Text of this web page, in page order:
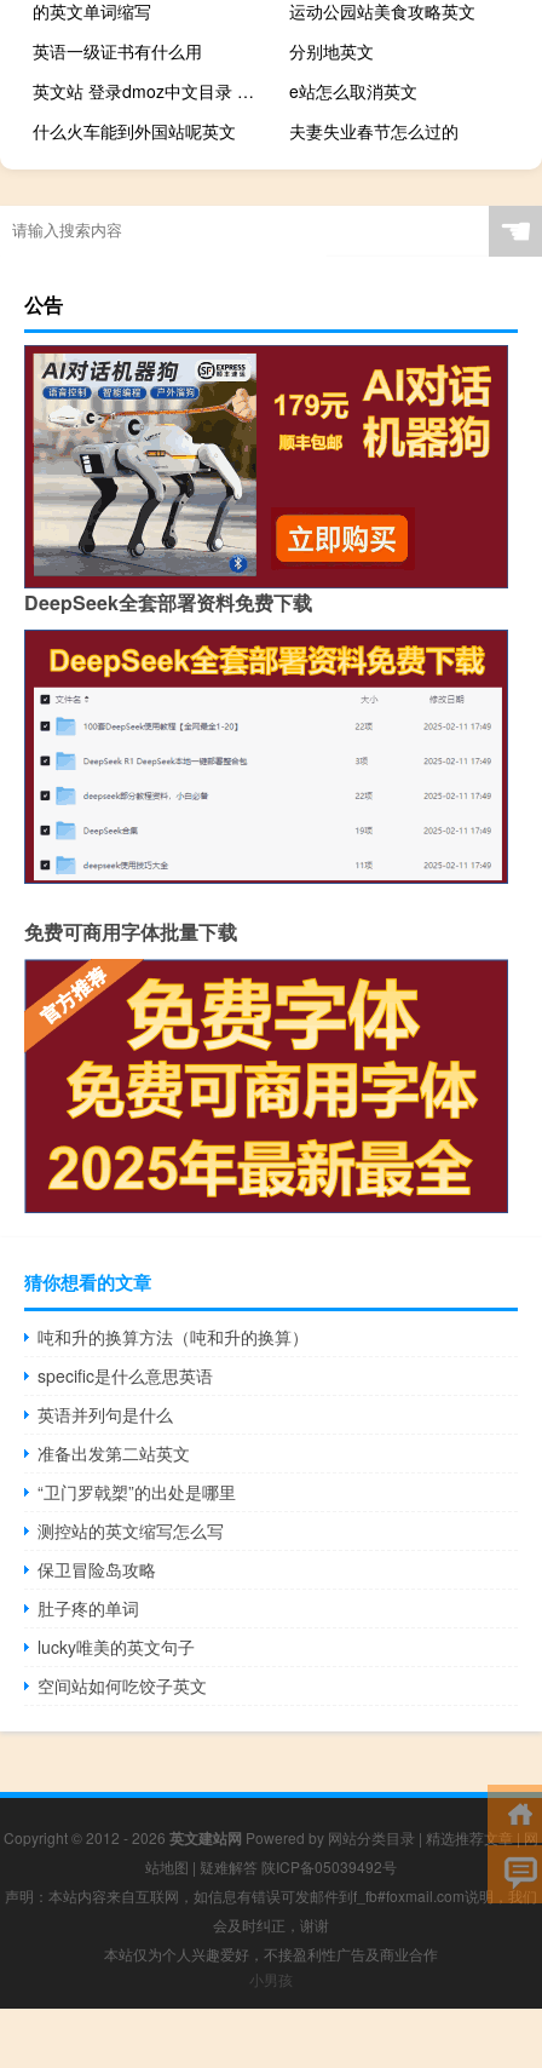
的英文单词缩写
运动公园站美食攻略英文
英语一级证书有什么用
分别地英文
英文站 登录dmoz中文目录 作用
e站怎么取消英文
什么火车能到外国站呢英文
夫妻失业春节怎么过的
☚
公告
DeepSeek全套部署资料免费下载
免费可商用字体批量下载
猜你想看的文章
吨和升的换算方法（吨和升的换算）
specific是什么意思英语
英语并列句是什么
准备出发第二站英文
“卫门罗戟槊”的出处是哪里
测控站的英文缩写怎么写
保卫冒险岛攻略
肚子疼的单词
lucky唯美的英文句子
空间站如何吃饺子英文
Copyright © 2012 - 2026 英文建站网 Powered by 网站分类目录 | 精选推荐文章 | 网
站地图 | 疑难解答 陕ICP备05039492号
声明：本站内容来自互联网，如信息有错误可发邮件到f_fb#foxmail.com说明，我们
会及时纠正，谢谢
本站仅为个人兴趣爱好，不接盈利性广告及商业合作
小男孩